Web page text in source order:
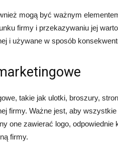
mogą być ważnym
firmy i przekazywaniu jej
i używane w sposób
takie jak ulotki, broszury,
firmy. Ważne jest, aby
one zawierać logo,
firmy.